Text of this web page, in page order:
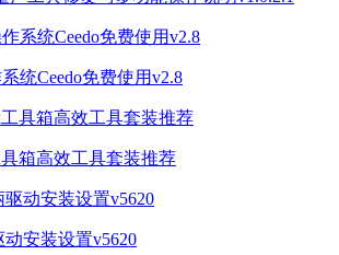
统Ceedo免费使用v2.8
箱高效工具套装推荐
动安装设置v5620